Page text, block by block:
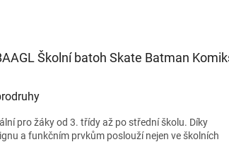
Školní batoh Skate Batman
pro žáky od 3. třídy až po střední školu. Díky
a funkčním prvkům poslouží nejen ve školních